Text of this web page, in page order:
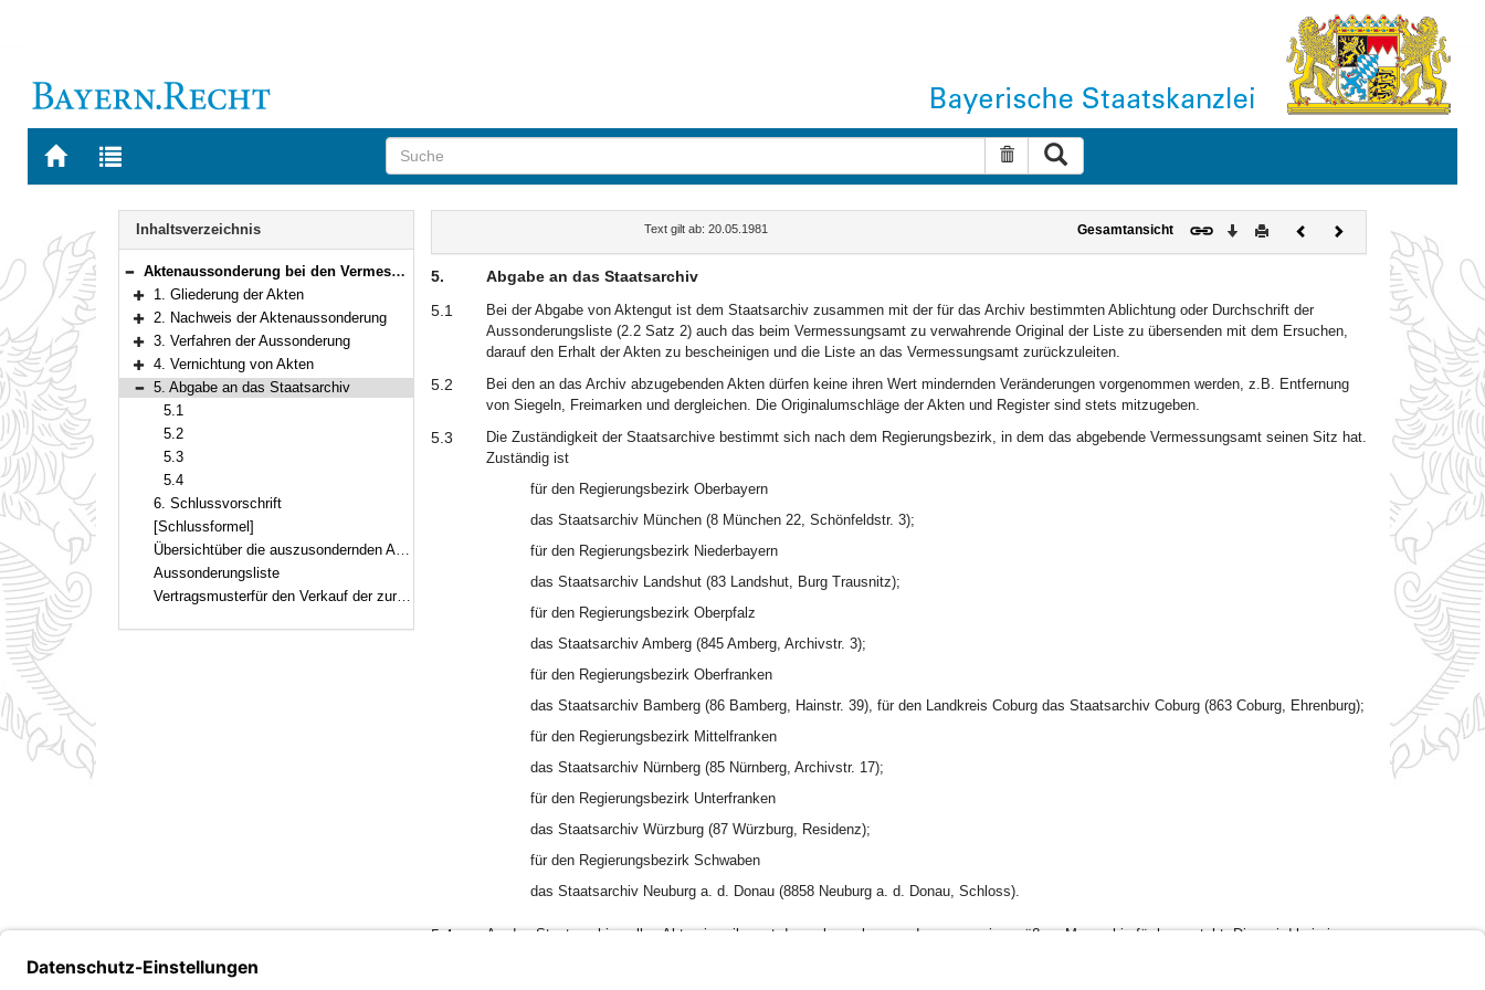
Zur
BAYERN.RECHT
Zur
letzten
Suche zurücksetzen
Navigation
Inhaltsverzeichnis
Bereich reduzieren
Aktenaussonderung bei den Vermessungsämtern
Bereich erweitern
1. Gliederung der Akten
Bereich erweitern
2. Nachweis der Aktenaussonderung
Bereich erweitern
3. Verfahren der Aussonderung
Bereich erweitern
4. Vernichtung von Akten
Bereich reduzieren
5. Abgabe an das Staatsarchiv
5.1
5.2
5.3
5.4
6. Schlussvorschrift
[Schlussformel]
Übersichtüber die auszusondernden Akten der Vermessungsämter
Aussonderungsliste
Vertragsmusterfür den Verkauf der zur Vernichtung bestimmten Akten
Text gilt ab: 20.05.1981 Gesamtansicht Download
DruckenVorherigesNächstes
Dokument
5.
Abgabe an das Staatsarchiv
5.1
Bei der Abgabe von Aktengut ist dem Staatsarchiv zusammen mit der für das Archiv bestimmten Ablichtung oder Durchschrift der
Aussonderungsliste (2.2 Satz 2) auch das beim Vermessungsamt zu verwahrende Original der Liste zu übersenden mit dem Ersuchen,
darauf den Erhalt der Akten zu bescheinigen und die Liste an das Vermessungsamt zurückzuleiten.
5.2
Bei den an das Archiv abzugebenden Akten dürfen keine ihren Wert mindernden Veränderungen vorgenommen werden, z.B. Entfernung
von Siegeln, Freimarken und dergleichen. Die Originalumschläge der Akten und Register sind stets mitzugeben.
5.3
Die Zuständigkeit der Staatsarchive bestimmt sich nach dem Regierungsbezirk, in dem das abgebende Vermessungsamt seinen Sitz hat.
Zuständig ist
für den Regierungsbezirk Oberbayern
das Staatsarchiv München (8 München 22, Schönfeldstr. 3);
für den Regierungsbezirk Niederbayern
das Staatsarchiv Landshut (83 Landshut, Burg Trausnitz);
für den Regierungsbezirk Oberpfalz
das Staatsarchiv Amberg (845 Amberg, Archivstr. 3);
für den Regierungsbezirk Oberfranken
das Staatsarchiv Bamberg (86 Bamberg, Hainstr. 39), für den Landkreis Coburg das Staatsarchiv Coburg (863 Coburg, Ehrenburg);
für den Regierungsbezirk Mittelfranken
das Staatsarchiv Nürnberg (85 Nürnberg, Archivstr. 17);
für den Regierungsbezirk Unterfranken
das Staatsarchiv Würzburg (87 Würzburg, Residenz);
für den Regierungsbezirk Schwaben
das Staatsarchiv Neuburg a. d. Donau (8858 Neuburg a. d. Donau, Schloss).
5.4
An das Staatsarchiv sollen Akten jeweils erst dann abgegeben werden, wenn eine größere Menge hierfür heransteht. Dies wird bei einem